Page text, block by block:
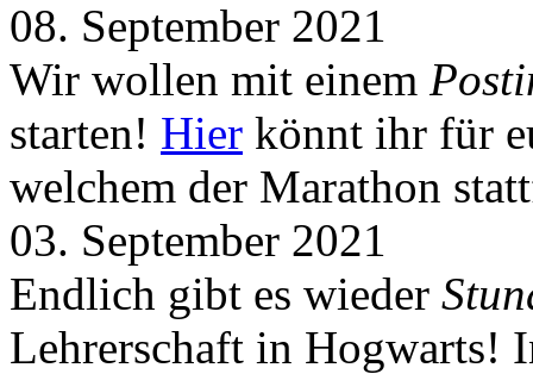
08. September 2021
Wir wollen mit einem
starten! Hier könnt ihr für
welchem der Marathon
03. September 2021
Endlich gibt es wieder
Lehrerschaft in Hogwarts!